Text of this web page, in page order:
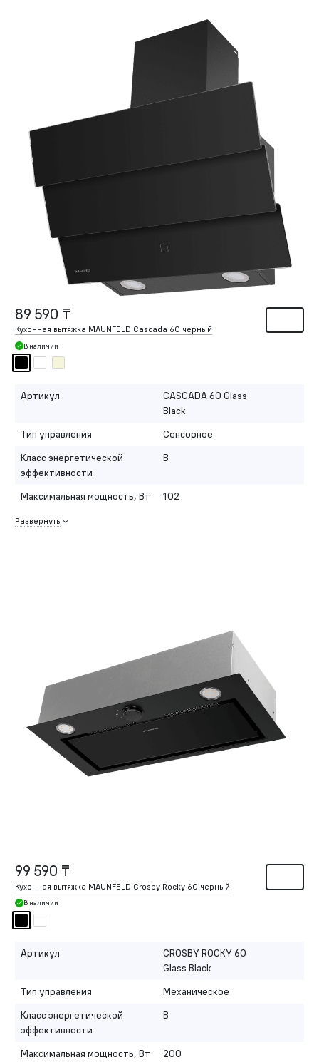
89 590 ₸
Кухонная вытяжка MAUNFELD Cascada 60 черный
В наличии
Артикул
CASCADA 60 Glass
Black
Тип управления
Сенсорное
Класс энергетической
эффективности
B
Максимальная мощность, Вт 102
Развернуть
99 590 ₸
Кухонная вытяжка MAUNFELD Crosby Rocky 60 черный
В наличии
Артикул
CROSBY ROCKY 60
Glass Black
Тип управления
Механическое
Класс энергетической
эффективности
B
Максимальная мощность, Вт 200